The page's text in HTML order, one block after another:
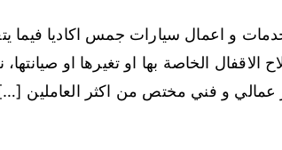
و اعمال سيارات جمس اكاديا فيما
الخاصة بها او تغيرها او صيانتها،
عمالي و فني مختص من اكثر العاملين